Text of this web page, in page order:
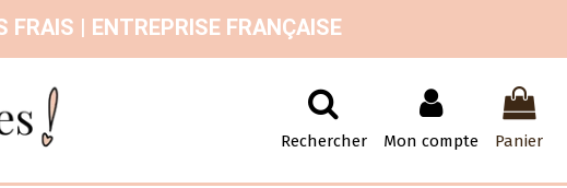
| ENTREPRISE FRANÇAISE
Rechercher Mon compte Panier